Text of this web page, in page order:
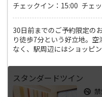
チェックイン：15:00 チェ
30日前までのご予約限定の
り徒歩7分という好立地。
なく、駅周辺にはショッピン
スタンダードツイン